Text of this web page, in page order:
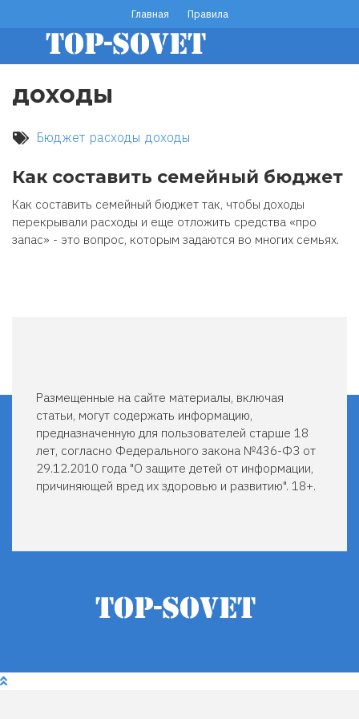
основному
содержанию
footer
menu
Главная Правила
доходы
Бюджет расходы доходы
Как составить семейный бюджет
Как составить семейный бюджет так, чтобы доходы
перекрывали расходы и еще отложить средства «про
запас» - это вопрос, которым задаются во многих семьях.
Размещенные на сайте материалы, включая
статьи, могут содержать информацию,
предназначенную для пользователей старше 18
лет, согласно Федерального закона №436-ФЗ от
29.12.2010 года "О защите детей от информации,
причиняющей вред их здоровью и развитию". 18+.